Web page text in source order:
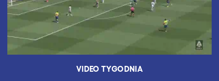
VIDEO TYGODNIA